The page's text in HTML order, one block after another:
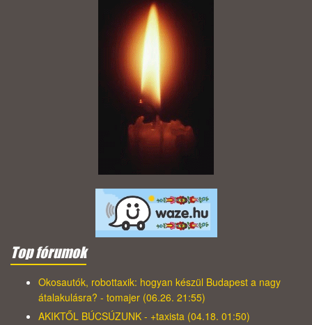
Top fórumok
Okosautók, robottaxik: hogyan készül Budapest a nagy
átalakulásra? - tomajer (06.26. 21:55)
AKIKTŐL BÚCSÚZUNK - +taxista (04.18. 01:50)